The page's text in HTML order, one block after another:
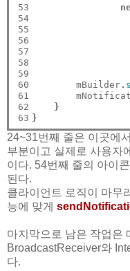
53
54
55
56
57
58
59
60
61
62
63
        mBuilder
.
}
}
24~31번째 줄은 이곳에
부분이고 실제로 사용자
이다. 54번째 줄의 아이
된다.
클라이언트 로직이 마무
능에 맞게
마지막으로 남은 작업은
BroadcastReceiver와
다.